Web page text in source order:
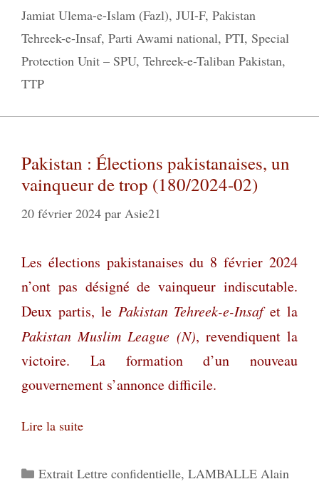
Jamiat Ulema-e-Islam (Fazl), JUI-F, Pakistan
Tehreek-e-Insaf, Parti Awami national, PTI, Special
Protection Unit – SPU, Tehreek-e-Taliban Pakistan,
TTP
Pakistan : Élections pakistanaises, un
vainqueur de trop (180/2024-02)
20 février 2024 par Asie21
Les élections pakistanaises du 8 février 2024
n’ont pas désigné de vainqueur indiscutable.
Deux partis, le Pakistan Tehreek-e-Insafet la
Pakistan Muslim League (N), revendiquent la
victoire. La formation d’un nouveau
gouvernement s’annonce difficile.
Lire la suite
Catégories
Extrait Lettre confidentielle, LAMBALLE Alain